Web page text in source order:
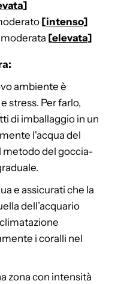
]
[intenso]
[elevata]
ambiente è
stress. Per farlo,
di imballaggio in un
l'acqua del
metodo del goccia-
e assicurati che la
dell’acquario
i coralli nel
zona con intensità